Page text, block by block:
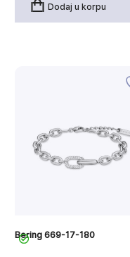
Dodaj u korpu
Bering 669-17-180